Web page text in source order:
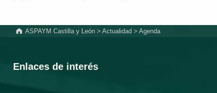
ASPAYM Castilla y León >Actualidad >Agenda
Enlaces de interés